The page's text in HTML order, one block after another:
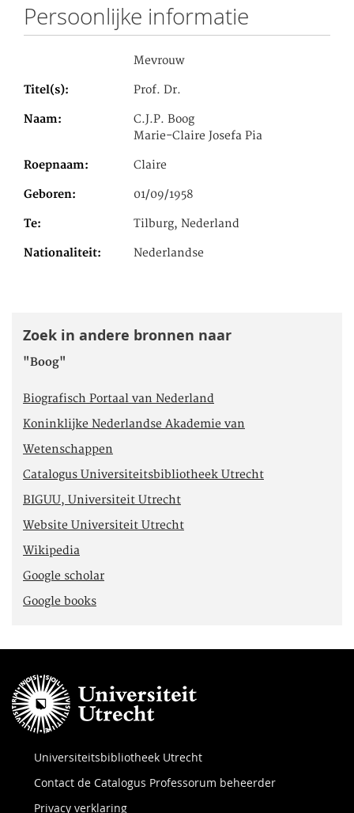
Persoonlijke informatie
Mevrouw
Titel(s) Prof. Dr.
Naam
C.J.P. Boog
Marie-Claire Josefa Pia
Roepnaam Claire
Geboren 01/09/1958
Te Tilburg, Nederland
Nationaliteit Nederlandse
Zoek in andere bronnen naar
"Boog"
Biografisch Portaal van Nederland
Koninklijke Nederlandse Akademie van
Wetenschappen
Catalogus Universiteitsbibliotheek Utrecht
BIGUU, Universiteit Utrecht
Website Universiteit Utrecht
Wikipedia
Google scholar
Google books
Universiteitsbibliotheek Utrecht
Contact de Catalogus Professorum beheerder
Privacy verklaring